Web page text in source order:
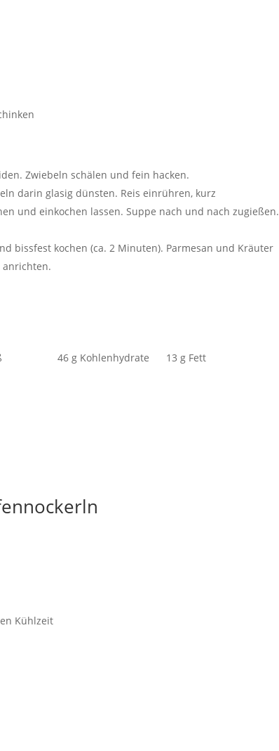
Zwiebeln schälen und fein hacken.
darin glasig dünsten. Reis einrühren, kurz
und einkochen lassen. Suppe nach und nach zugießen.
bissfest kochen (ca. 2 Minuten). Parmesan und Kräuter
46 g Kohlenhydrate 13 g Fett
Kühlzeit